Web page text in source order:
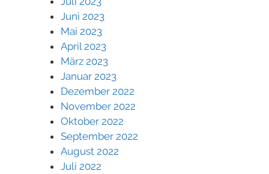
Juni 2023
Mai 2023
April 2023
März 2023
Januar 2023
Dezember 2022
November 2022
Oktober 2022
September 2022
August 2022
Juli 2022